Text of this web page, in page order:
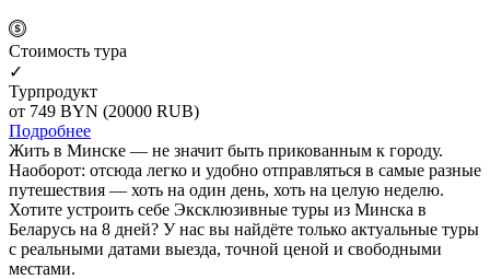
Cтоимость тура
✓
Турпродукт
от 749 BYN (20000 RUB)
Подробнее
Жить в Минске — не значит быть прикованным к городу.
Наоборот: отсюда легко и удобно отправляться в самые разные
путешествия — хоть на один день, хоть на целую неделю.
Хотите устроить себе Эксклюзивные туры из Минска в
Беларусь на 8 дней? У нас вы найдёте только актуальные туры
с реальными датами выезда, точной ценой и свободными
местами.